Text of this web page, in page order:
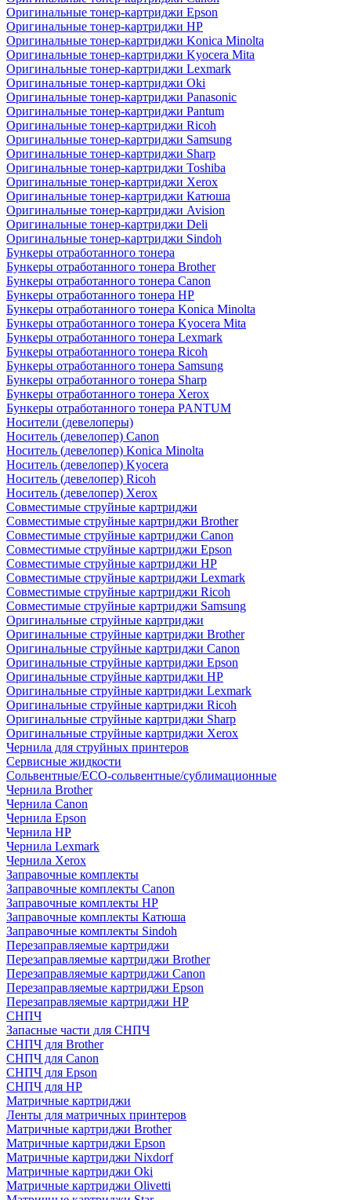
Оригинальные тонер-картриджи Epson
Оригинальные тонер-картриджи HP
Оригинальные тонер-картриджи Konica Minolta
Оригинальные тонер-картриджи Kyocera Mita
Оригинальные тонер-картриджи Lexmark
Оригинальные тонер-картриджи Oki
Оригинальные тонер-картриджи Panasonic
Оригинальные тонер-картриджи Pantum
Оригинальные тонер-картриджи Ricoh
Оригинальные тонер-картриджи Samsung
Оригинальные тонер-картриджи Sharp
Оригинальные тонер-картриджи Toshiba
Оригинальные тонер-картриджи Xerox
Оригинальные тонер-картриджи Катюша
Оригинальные тонер-картриджи Avision
Оригинальные тонер-картриджи Deli
Оригинальные тонер-картриджи Sindoh
Бункеры отработанного тонера
Бункеры отработанного тонера Brother
Бункеры отработанного тонера Canon
Бункеры отработанного тонера HP
Бункеры отработанного тонера Konica Minolta
Бункеры отработанного тонера Kyocera Mita
Бункеры отработанного тонера Lexmark
Бункеры отработанного тонера Ricoh
Бункеры отработанного тонера Samsung
Бункеры отработанного тонера Sharp
Бункеры отработанного тонера Xerox
Бункеры отработанного тонера PANTUM
Носители (девелоперы)
Носитель (девелопер) Canon
Носитель (девелопер) Konica Minolta
Носитель (девелопер) Kyocera
Носитель (девелопер) Ricoh
Носитель (девелопер) Xerox
Совместимые струйные картриджи
Совместимые струйные картриджи Brother
Совместимые струйные картриджи Canon
Совместимые струйные картриджи Epson
Совместимые струйные картриджи HP
Совместимые струйные картриджи Lexmark
Совместимые струйные картриджи Ricoh
Совместимые струйные картриджи Samsung
Оригинальные струйные картриджи
Оригинальные струйные картриджи Brother
Оригинальные струйные картриджи Canon
Оригинальные струйные картриджи Epson
Оригинальные струйные картриджи HP
Оригинальные струйные картриджи Lexmark
Оригинальные струйные картриджи Ricoh
Оригинальные струйные картриджи Sharp
Оригинальные струйные картриджи Xerox
Чернила для струйных принтеров
Сервисные жидкости
Сольвентные/ECO-сольвентные/сублимационные
Чернила Brother
Чернила Canon
Чернила Epson
Чернила HP
Чернила Lexmark
Чернила Xerox
Заправочные комплекты
Заправочные комплекты Canon
Заправочные комплекты HP
Заправочные комплекты Катюша
Заправочные комплекты Sindoh
Перезаправляемые картриджи
Перезаправляемые картриджи Brother
Перезаправляемые картриджи Canon
Перезаправляемые картриджи Epson
Перезаправляемые картриджи HP
СНПЧ
Запасные части для СНПЧ
СНПЧ для Brother
СНПЧ для Canon
СНПЧ для Epson
СНПЧ для HP
Матричные картриджи
Ленты для матричных принтеров
Матричные картриджи Brother
Матричные картриджи Epson
Матричные картриджи Nixdorf
Матричные картриджи Oki
Матричные картриджи Olivetti